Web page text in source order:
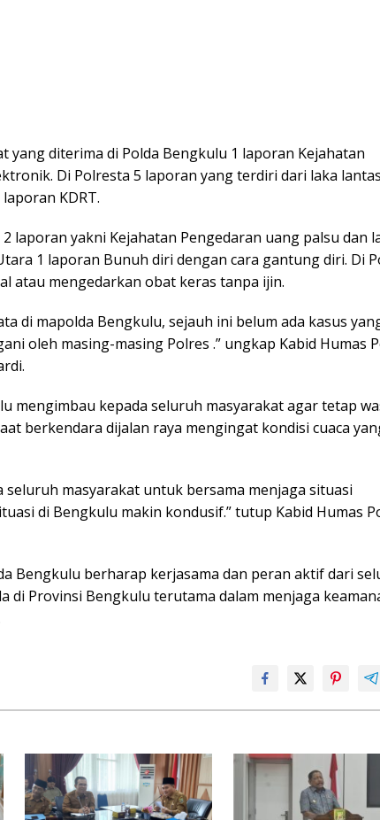
yang diterima di Polda Bengkulu 1 laporan Kejahatan
Di Polresta 5 laporan yang terdiri dari laka
KDRT.
laporan yakni Kejahatan Pengedaran uang palsu dan
1 laporan Bunuh diri dengan cara gantung diri. Di
atau mengedarkan obat keras tanpa ijin.
di mapolda Bengkulu, sejauh ini belum ada kasus
oleh masing-masing Polres .” ungkap Kabid Humas
mengimbau kepada seluruh masyarakat agar tetap
berkendara dijalan raya mengingat kondisi cuaca
seluruh masyarakat untuk bersama menjaga situasi
di Bengkulu makin kondusif.” tutup Kabid Humas
Bengkulu berharap kerjasama dan peran aktif dari
di Provinsi Bengkulu terutama dalam menjaga